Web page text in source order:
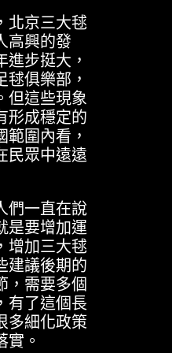
京三大毬
高興的發
步挺大，
俱樂部，
但這些現象
形成穩定的
圍內看，
民眾中遠遠
一直在說
是要增加運
增加三大毬
建議後期的
，需要多個
有了這個長
多細化政策
實。